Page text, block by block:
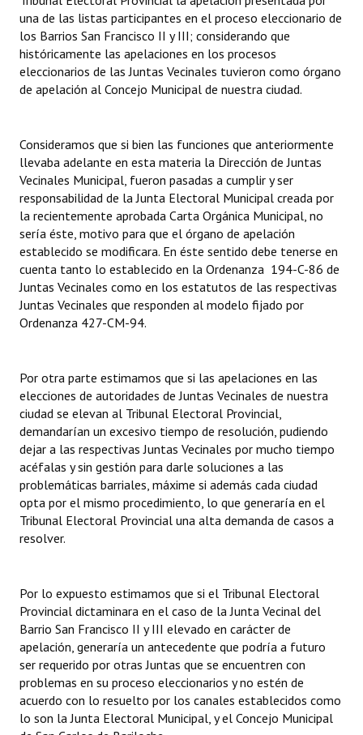
INSTITUCIONAL
Antiguos Pobladores
Noticias Destacadas
Datos Históricos
Premio al Mérito - Registro
Audiencias Públicas - Registro
Mujeres que Dejaron Huellas - Registro
Periodistas Decanos - Registro
Ciudadano Ilustre - Registro
Huéspedes de Honor - Registro
Antiguos Pobladores - Registro
Reconocimientos - Registro
Bariloche, Municipio intercultural
Entrega de distinciones
una de las listas participantes en el proceso eleccionario de
los Barrios San Francisco II y III; considerando que
históricamente las apelaciones en los procesos
eleccionarios de las Juntas Vecinales tuvieron como órgano
de apelación al Concejo Municipal de nuestra ciudad.
Consideramos que si bien las funciones que anteriormente
llevaba adelante en esta materia la Dirección de Juntas
Vecinales Municipal, fueron pasadas a cumplir y ser
responsabilidad de la Junta Electoral Municipal creada por
la recientemente aprobada Carta Orgánica Municipal, no
sería éste, motivo para que el órgano de apelación
establecido se modificara. En éste sentido debe tenerse en
cuenta tanto lo establecido en la Ordenanza 194-C-86 de
Juntas Vecinales como en los estatutos de las respectivas
Juntas Vecinales que responden al modelo fijado por
Ordenanza 427-CM-94.
Por otra parte estimamos que si las apelaciones en las
elecciones de autoridades de Juntas Vecinales de nuestra
ciudad se elevan al Tribunal Electoral Provincial,
demandarían un excesivo tiempo de resolución, pudiendo
dejar a las respectivas Juntas Vecinales por mucho tiempo
acéfalas y sin gestión para darle soluciones a las
problemáticas barriales, máxime si además cada ciudad
opta por el mismo procedimiento, lo que generaría en el
Tribunal Electoral Provincial una alta demanda de casos a
resolver.
Por lo expuesto estimamos que si el Tribunal Electoral
Provincial dictaminara en el caso de la Junta Vecinal del
Barrio San Francisco II y III elevado en carácter de
apelación, generaría un antecedente que podría a futuro
ser requerido por otras Juntas que se encuentren con
problemas en su proceso eleccionarios y no estén de
acuerdo con lo resuelto por los canales establecidos como
lo son la Junta Electoral Municipal, y el Concejo Municipal